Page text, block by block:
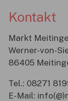
Kontakt
Markt
Werner-von-
86405
Tel.: 08271
E-Mail: